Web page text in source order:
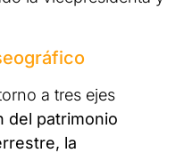
a tres ejes
del patrimonio
la